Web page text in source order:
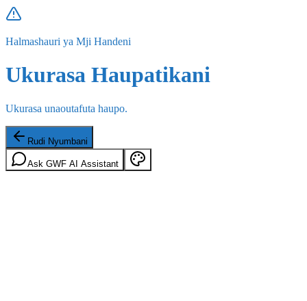
Halmashauri ya Mji Handeni
Ukurasa Haupatikani
Ukurasa unaoutafuta haupo.
Rudi Nyumbani
Ask GWF AI Assistant